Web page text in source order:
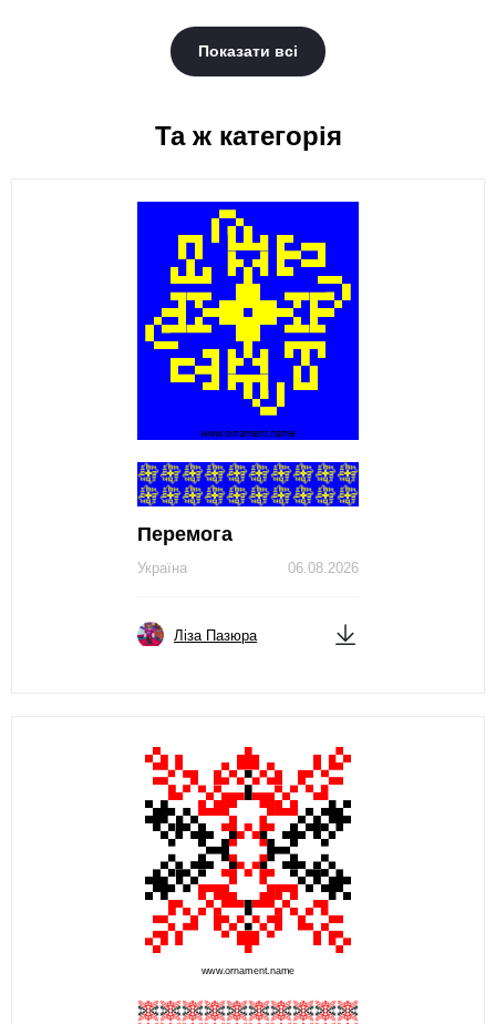
Показати всі
Та ж категорія
Перемога
06.08.2026
Україна
Ліза Пазюра